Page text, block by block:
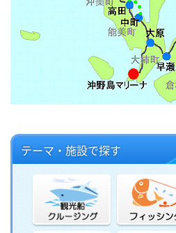
テーマ・施設で探す